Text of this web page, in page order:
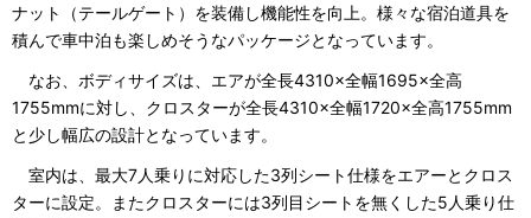
ナット（テールゲート）を装備し機能性を向上。様々な宿泊道具を
積んで車中泊も楽しめそうなパッケージとなっています。
なお、ボディサイズは、エアが全長4310×全幅1695×全高
1755mmに対し、クロスターが全長4310×全幅1720×全高1755mm
と少し幅広の設計となっています。
室内は、最大7人乗りに対応した3列シート仕様をエアーとクロス
ターに設定。またクロスターには3列目シートを無くした5人乗り仕